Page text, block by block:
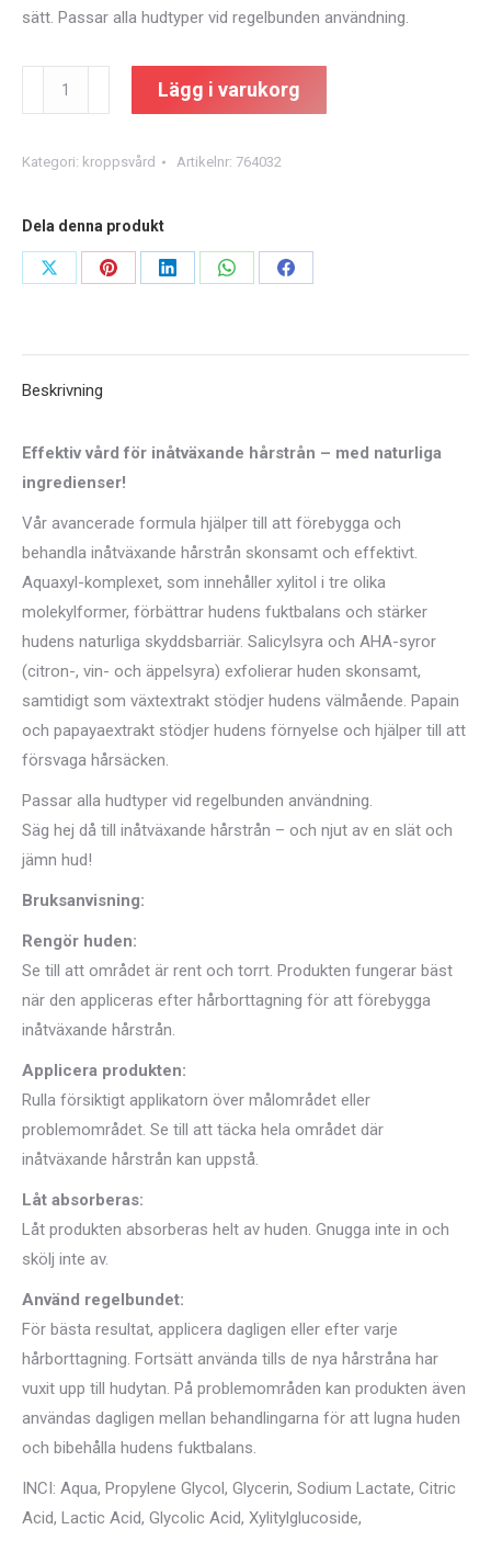
sätt. Passar alla hudtyper vid regelbunden användning.
Ingrown
Hair
roll-
50ml
mängd
Lägg i varukorg
Kategori: kroppsvård Artikelnr: 764032
Dela denna produkt
Dela
Dela
Dela
Dela
Dela
Beskrivning
Effektiv vård för inåtväxande hårstrån – med naturliga
ingredienser!
Vår avancerade formula hjälper till att förebygga och
behandla inåtväxande hårstrån skonsamt och effektivt.
Aquaxyl-komplexet, som innehåller xylitol i tre olika
molekylformer, förbättrar hudens fuktbalans och stärker
hudens naturliga skyddsbarriär. Salicylsyra och AHA-syror
(citron-, vin- och äppelsyra) exfolierar huden skonsamt,
samtidigt som växtextrakt stödjer hudens välmående. Papain
och papayaextrakt stödjer hudens förnyelse och hjälper till att
försvaga hårsäcken.
Passar alla hudtyper vid regelbunden användning.
Säg hej då till inåtväxande hårstrån – och njut av en slät och
jämn hud!
Bruksanvisning:
Rengör huden:
Se till att området är rent och torrt. Produkten fungerar bäst
när den appliceras efter hårborttagning för att förebygga
inåtväxande hårstrån.
Applicera produkten:
Rulla försiktigt applikatorn över målområdet eller
problemområdet. Se till att täcka hela området där
inåtväxande hårstrån kan uppstå.
Låt absorberas:
Låt produkten absorberas helt av huden. Gnugga inte in och
skölj inte av.
Använd regelbundet:
För bästa resultat, applicera dagligen eller efter varje
hårborttagning. Fortsätt använda tills de nya hårstråna har
vuxit upp till hudytan. På problemområden kan produkten även
användas dagligen mellan behandlingarna för att lugna huden
och bibehålla hudens fuktbalans.
INCI: Aqua, Propylene Glycol, Glycerin, Sodium Lactate, Citric
Acid, Lactic Acid, Glycolic Acid, Xylitylglucoside,